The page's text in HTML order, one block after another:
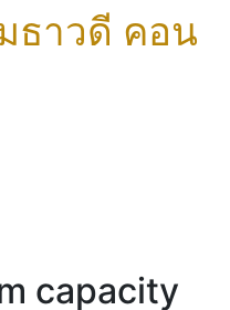
ธาวดี คอน
capacity